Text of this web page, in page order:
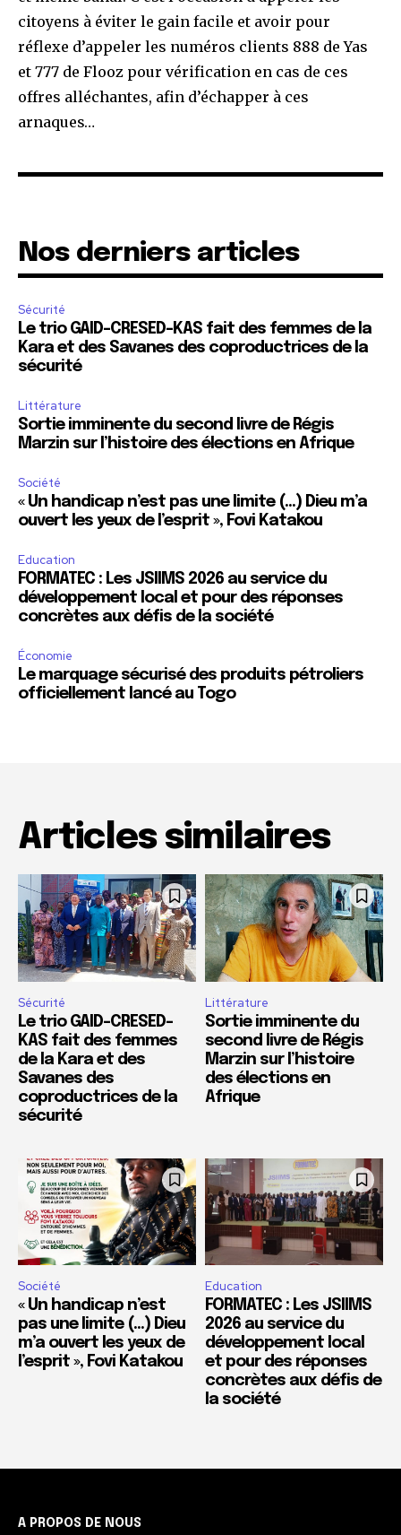
citoyens à éviter le gain facile et avoir pour
réflexe d’appeler les numéros clients 888 de Yas
et 777 de Flooz pour vérification en cas de ces
offres alléchantes, afin d’échapper à ces
arnaques…
Nos derniers articles
Sécurité
Le trio GAID-CRESED-KAS fait des femmes de la
Kara et des Savanes des coproductrices de la
sécurité
Littérature
Sortie imminente du second livre de Régis
Marzin sur l’histoire des élections en Afrique
Société
« Un handicap n’est pas une limite (…) Dieu m’a
ouvert les yeux de l’esprit », Fovi Katakou
Education
FORMATEC : Les JSIIMS 2026 au service du
développement local et pour des réponses
concrètes aux défis de la société
Économie
Le marquage sécurisé des produits pétroliers
officiellement lancé au Togo
Articles similaires
Sécurité
Le trio GAID-CRESED-
KAS fait des femmes
de la Kara et des
Savanes des
coproductrices de la
sécurité
Littérature
Sortie imminente du
second livre de Régis
Marzin sur l’histoire
des élections en
Afrique
Société
« Un handicap n’est
pas une limite (…) Dieu
m’a ouvert les yeux de
l’esprit », Fovi Katakou
Education
FORMATEC : Les JSIIMS
2026 au service du
développement local
et pour des réponses
concrètes aux défis de
la société
A PROPOS DE NOUS